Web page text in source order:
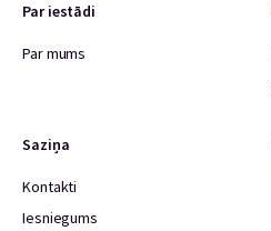
Par iestādi
Par mums
Saziņa
Kontakti
Iesniegums